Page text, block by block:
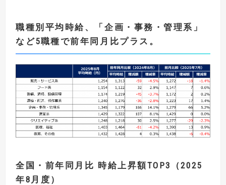
職種別平均時給、「企画・事務・管理系」
など5職種で前年同月比プラス。
全国・ 前年同月比 時給上昇額TOP3 （2025
年8 月度）